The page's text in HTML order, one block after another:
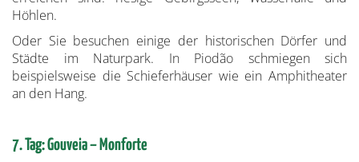
Höhlen.
Oder Sie besuchen einige der historischen Dörfer und
Städte im Naturpark. In Piodão schmiegen sich
beispielsweise die Schieferhäuser wie ein Amphitheater
an den Hang.
7. Tag: Gouveia – Monforte